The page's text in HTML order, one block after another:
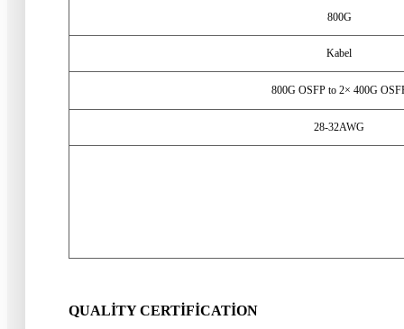
800G
Kabel
800G OSFP to 2× 400G
28-32AWG
QUALITY CERTIFICATION